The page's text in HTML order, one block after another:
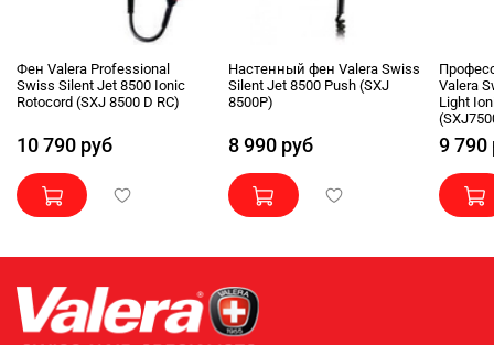
Фен Valera Professional
Swiss Silent Jet 8500 Ionic
Rotocord (SXJ 8500 D RC)
10 790 руб
Настенный фен Valera Swiss
Silent Jet 8500 Push (SXJ
8500P)
8 990 руб
Valera
Light
9 790